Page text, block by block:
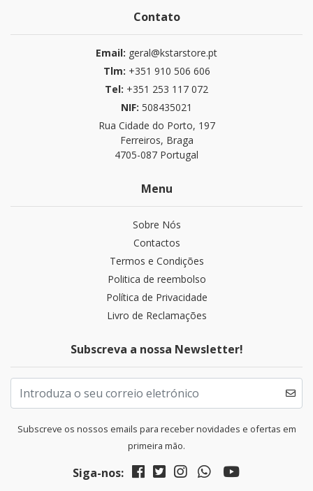
Contato
Email: geral@kstarstore.pt
Tlm: +351 910 506 606
Tel: +351 253 117 072
NIF: 508435021
Rua Cidade do Porto, 197
Ferreiros, Braga
4705-087 Portugal
Menu
Sobre Nós
Contactos
Termos e Condições
Politica de reembolso
Política de Privacidade
Livro de Reclamações
Subscreva a nossa Newsletter!
Subscreve os nossos emails para receber novidades e ofertas em
primeira mão.
Siga-nos: